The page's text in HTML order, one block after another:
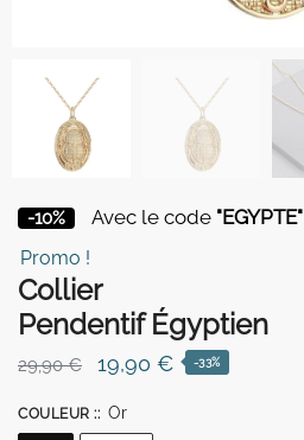
-10% Avec le code "EGYPTE"
Promo !
Collier
Pendentif Égyptien
29,90€
Le
initial
19,90 €Le-33%
COULEUR :: Or